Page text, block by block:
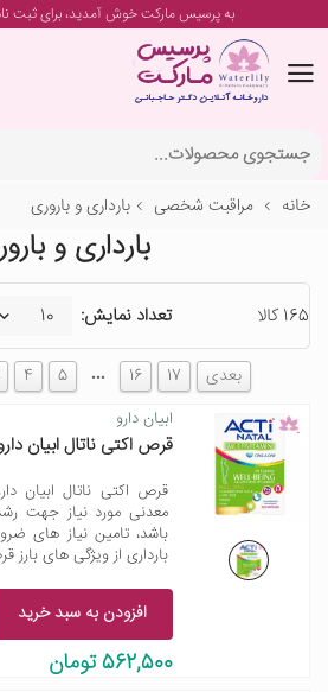
به پرسیس مارکت خوش آمدید، برایثبت
خانه مراقبت شخصی بارداری و باروری
بارداری و
165 کالا تعداد نمایش:
4 5 … 16 17 بعدی
ابیان دارو
قرص اکتی ناتال ابیان دارو 30
قرص اکتی ناتال ابیان
معدنی مورد نیاز جهت
باشد، تامین نیاز های
بارداری از ویژگی های
افزودن به سبد خرید
562,500 تومان